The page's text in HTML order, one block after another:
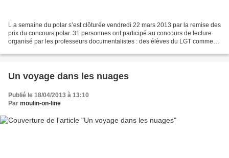
L a semaine du polar s’est clôturée vendredi 22 mars 2013 par la remise des
prix du concours polar. 31 personnes ont participé au concours de lecture
organisé par les professeurs documentalistes : des élèves du LGT comme
Un voyage dans les nuages
Publié le 18/04/2013 à 13:10
Par moulin-on-line